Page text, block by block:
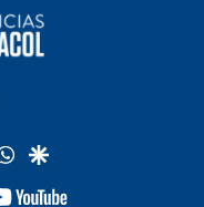
whatsapp
google
youtube-